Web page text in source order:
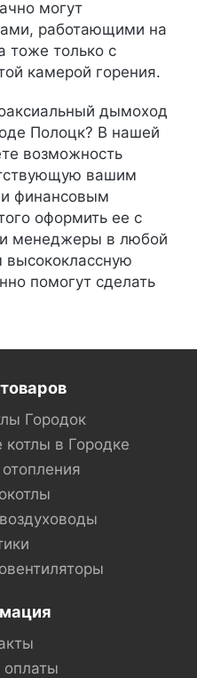
могут
работающими на
тоже только с
камерой горения.
дымоход
Полоцк? В нашей
возможность
вашим
финансовым
оформить ее с
менеджеры в любой
высококлассную
помогут сделать
Городок
в Городке
оплаты